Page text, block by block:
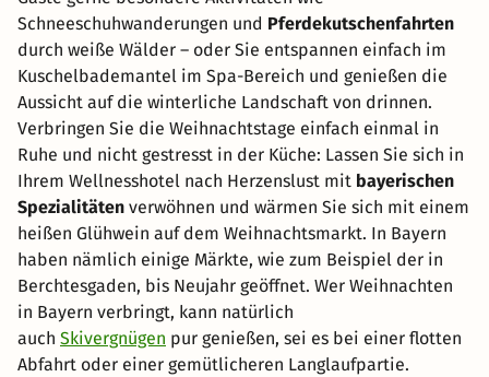
Schneeschuhwanderungen und Pferdekutschenfahrten
durch weiße Wälder – oder Sie entspannen einfach im
Kuschelbademantel im Spa-Bereich und genießen die
Aussicht auf die winterliche Landschaft von drinnen.
Verbringen Sie die Weihnachtstage einfach einmal in
Ruhe und nicht gestresst in der Küche: Lassen Sie sich in
Ihrem Wellnesshotel nach Herzenslust mit bayerischen
Spezialitäten verwöhnen und wärmen Sie sich mit einem
heißen Glühwein auf dem Weihnachtsmarkt. In Bayern
haben nämlich einige Märkte, wie zum Beispiel der in
Berchtesgaden, bis Neujahr geöffnet. Wer Weihnachten
in Bayern verbringt, kann natürlich
auch Skivergnügen pur genießen, sei es bei einer flotten
Abfahrt oder einer gemütlicheren Langlaufpartie.